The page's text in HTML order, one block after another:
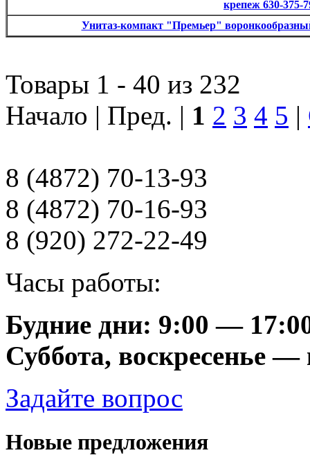
крепеж 630-375-
Унитаз-компакт "Премьер"
Товары 1 - 40 из 232
Начало | Пред. | 1 2 3 4 5 |
8 (4872) 70-13-93
8 (4872) 70-16-93
8 (920) 272-22-49
Часы работы:
Будние дни: 9:00 —
Суббота, воскресенье
Задайте вопрос
Новые предложения